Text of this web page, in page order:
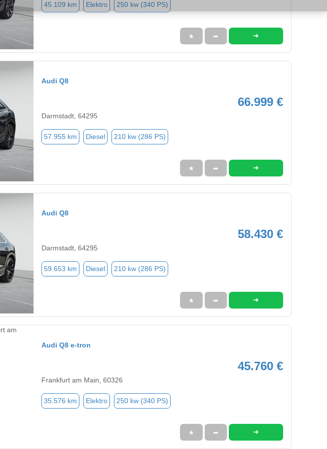
45.109 km Elektro 250 kw (340 PS)
★ ➦ ➜
Audi Q8
66.999 €
Darmstadt, 64295
57.955 km Diesel 210 kw (286 PS)
★ ➦ ➜
Audi Q8
58.430 €
Darmstadt, 64295
59.653 km Diesel 210 kw (286 PS)
★ ➦ ➜
Audi Q8 e-tron
45.760 €
Frankfurt am Main, 60326
35.576 km Elektro 250 kw (340 PS)
★ ➦ ➜